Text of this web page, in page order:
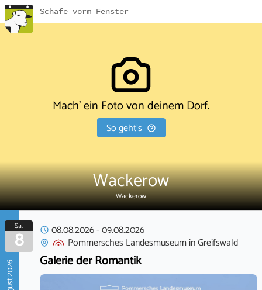
Schafe vorm Fenster
Mach' ein Foto von deinem Dorf.
So geht's
Wackerow
Wackerow
August 2026
Sa.
8 08.08.2026-09.08.2026
Pommersches LandesmuseuminGreifswald
Galerie der Romantik